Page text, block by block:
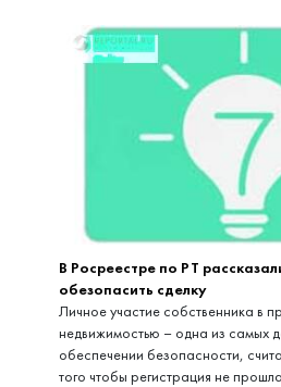
В Росреестре по РТ
обезопасить сделку
Личное участие собственника в
недвижимостью – одна из самых
обеспечении безопасности,
того чтобы регистрация не